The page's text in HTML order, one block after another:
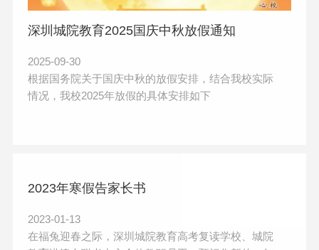
深圳城院教育2025国庆中秋放假通知
2025-09-30
根据国务院关于国庆中秋的放假安排，结合我校实际
情况，我校2025年放假的具体安排如下
2023年寒假告家长书
2023-01-13
在福兔迎春之际，深圳城院教育高考复读学校、城院